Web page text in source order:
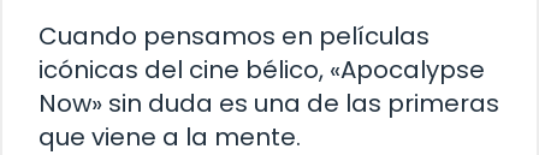
Cuando pensamos en películas
icónicas del cine bélico, «Apocalypse
Now» sin duda es una de las primeras
que viene a la mente.